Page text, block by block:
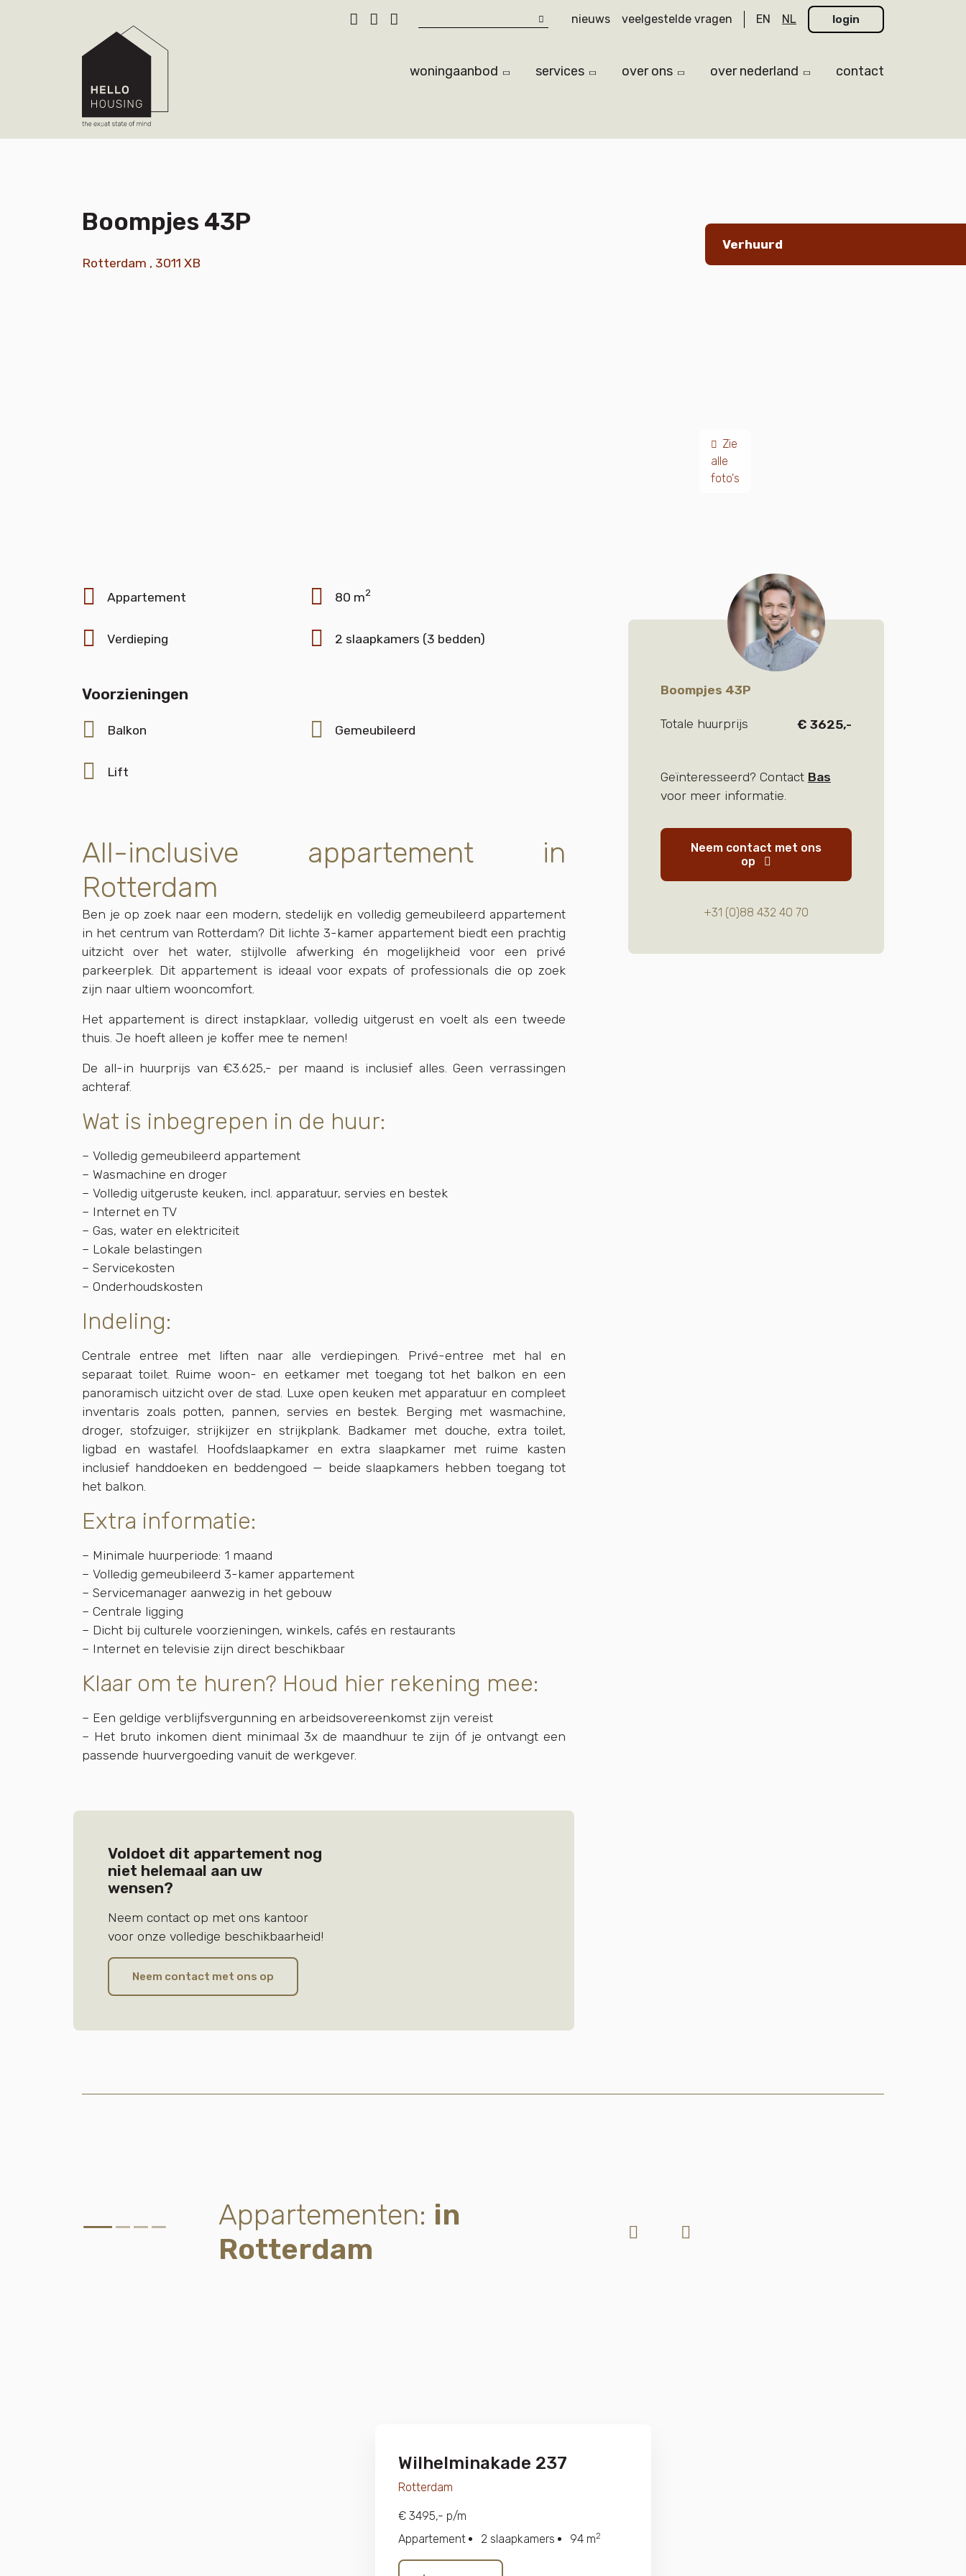
nieuws veelgestelde vragen EN NL login
woningaanbod services over ons over nederland contact
Verhuurd
Boompjes 43P
Rotterdam , 3011 XB
Zie
alle
foto's
Appartement 80 m2
Verdieping 2 slaapkamers (3 bedden)
Voorzieningen
Balkon Gemeubileerd
Lift
All-inclusive appartement in
Rotterdam
Ben je op zoek naar een modern, stedelijk en volledig gemeubileerd appartement
in het centrum van Rotterdam? Dit lichte 3-kamer appartement biedt een prachtig
uitzicht over het water, stijlvolle afwerking én mogelijkheid voor een privé
parkeerplek. Dit appartement is ideaal voor expats of professionals die op zoek
zijn naar ultiem wooncomfort.
Het appartement is direct instapklaar, volledig uitgerust en voelt als een tweede
thuis. Je hoeft alleen je koffer mee te nemen!
De all-in huurprijs van €3.625,- per maand is inclusief alles. Geen verrassingen
achteraf.
Wat is inbegrepen in de huur:
– Volledig gemeubileerd appartement
– Wasmachine en droger
– Volledig uitgeruste keuken, incl. apparatuur, servies en bestek
– Internet en TV
– Gas, water en elektriciteit
– Lokale belastingen
– Servicekosten
– Onderhoudskosten
Indeling:
Centrale entree met liften naar alle verdiepingen. Privé-entree met hal en
separaat toilet. Ruime woon- en eetkamer met toegang tot het balkon en een
panoramisch uitzicht over de stad. Luxe open keuken met apparatuur en compleet
inventaris zoals potten, pannen, servies en bestek. Berging met wasmachine,
droger, stofzuiger, strijkijzer en strijkplank. Badkamer met douche, extra toilet,
ligbad en wastafel. Hoofdslaapkamer en extra slaapkamer met ruime kasten
inclusief handdoeken en beddengoed — beide slaapkamers hebben toegang tot
het balkon.
Extra informatie:
– Minimale huurperiode: 1 maand
– Volledig gemeubileerd 3-kamer appartement
– Servicemanager aanwezig in het gebouw
– Centrale ligging
– Dicht bij culturele voorzieningen, winkels, cafés en restaurants
– Internet en televisie zijn direct beschikbaar
Klaar om te huren? Houd hier rekening mee:
– Een geldige verblijfsvergunning en arbeidsovereenkomst zijn vereist
– Het bruto inkomen dient minimaal 3x de maandhuur te zijn óf je ontvangt een
passende huurvergoeding vanuit de werkgever.
Voldoet dit appartement nog
niet helemaal aan uw
wensen?
Neem contact op met ons kantoor
voor onze volledige beschikbaarheid!
Neem contact met ons op
Boompjes 43P
Totale huurprijs € 3625,-
Geïnteresseerd? Contact Bas
voor meer informatie.
Neem contact met ons
op
+31 (0)88 432 40 70
Appartementen: in
Rotterdam
Wilhelminakade 237
Rotterdam
€ 3495,- p/m
Appartement
2 slaapkamers 94 m2